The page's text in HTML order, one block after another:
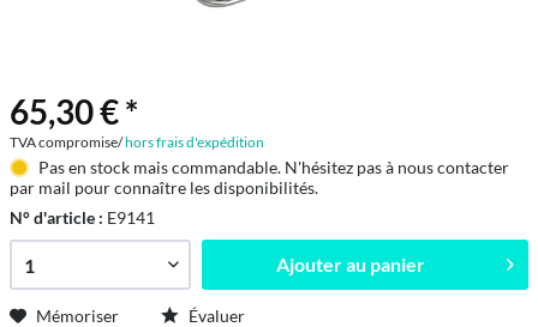
65,30 € *
TVA compromise/hors frais d'expédition
Pas en stock mais commandable. N'hésitez pas à nous contacter
par mail pour connaître les disponibilités.
N° d'article : E9141
Ajouter au panier
Mémoriser Évaluer